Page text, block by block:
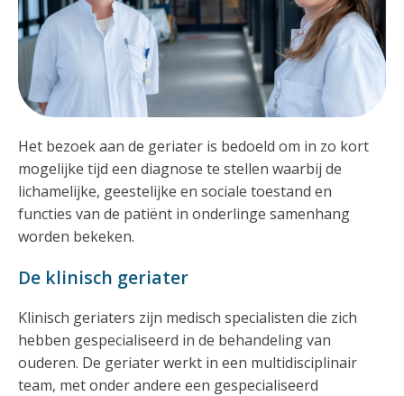
Het bezoek aan de geriater is bedoeld om in zo kort
mogelijke tijd een diagnose te stellen waarbij de
lichamelijke, geestelijke en sociale toestand en
functies van de patiënt in onderlinge samenhang
worden bekeken.
De klinisch geriater
Klinisch geriaters zijn medisch specialisten die zich
hebben gespecialiseerd in de behandeling van
ouderen. De geriater werkt in een multidisciplinair
team, met onder andere een gespecialiseerd